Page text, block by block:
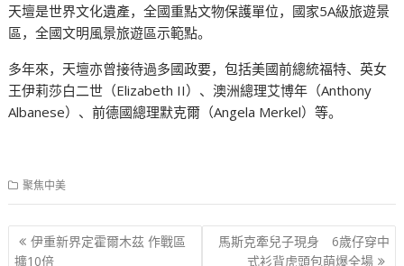
天壇是世界文化遺產，全國重點文物保護單位，國家5A級旅遊景
區，全國文明風景旅遊區示範點。
多年來，天壇亦曾接待過多國政要，包括美國前總統福特、英女
王伊莉莎白二世（Elizabeth II）、澳洲總理艾博年（Anthony
Albanese）、前德國總理默克爾（Angela Merkel）等。
聚焦中美
文 伊重新界定霍爾木茲 作戰區
擴10倍
馬斯克牽兒子現身 6歲仔穿中
式衫背虎頭包萌爆全場